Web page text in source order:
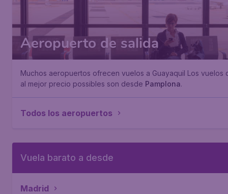
Aeropuerto de salida
Muchos aeropuertos ofrecen vuelos a Guayaquil Los vuelos
al mejor precio possibles son desde Pamplona.
Todos los aeropuertos
Vuela barato a desde
Madrid